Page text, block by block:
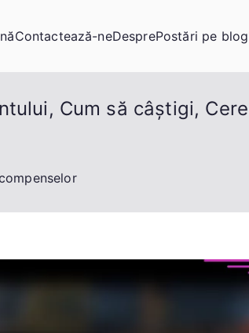
Contactează-neDesprePostări pe blog
Cum să câștigi,